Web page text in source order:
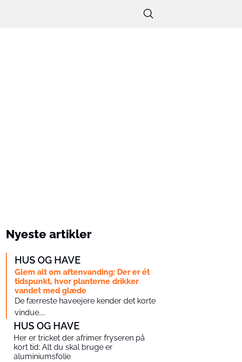
Nyeste artikler
HUS OG HAVE
Glem alt om aftenvanding: Der er ét
tidspunkt, hvor planterne drikker
vandet med glæde
De færreste haveejere kender det korte
vindue....
HUS OG HAVE
Her er tricket der afrimer fryseren på
kort tid: Alt du skal bruge er
aluminiumsfolie